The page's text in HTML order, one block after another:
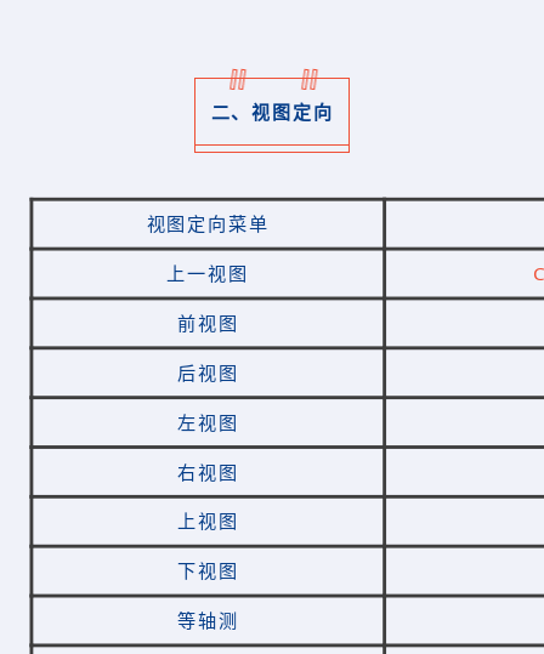
二、视图定向
视图定向菜单
上一视图
前视图
后视图
左视图
右视图
上视图
下视图
等轴测